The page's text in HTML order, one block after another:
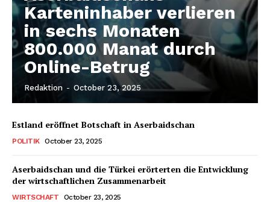
Company
About us
Contact us
Karteninhaber verlieren
in sechs Monaten
800.000 Manat durch
Online-Betrug
Redaktion - October 23, 2025
Estland eröffnet Botschaft in Aserbaidschan
POLITIK October 23, 2025
Aserbaidschan und die Türkei erörterten die Entwicklung
der wirtschaftlichen Zusammenarbeit
WIRTSCHAFT October 23, 2025